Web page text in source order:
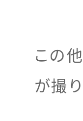
この
が撮